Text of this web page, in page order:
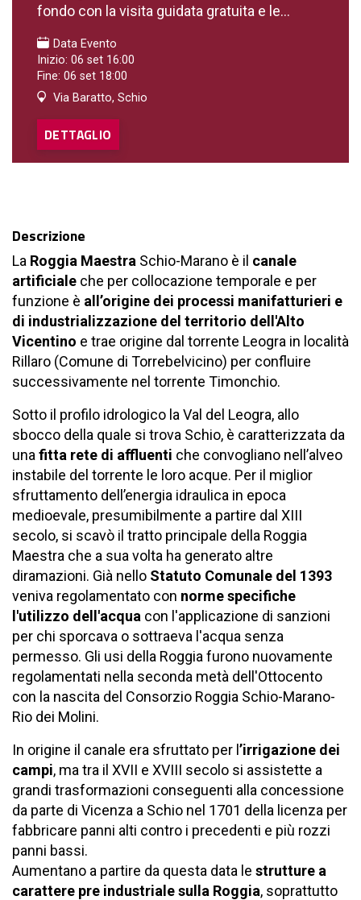
fondo con la visita guidata gratuita e le...
Data Evento
Inizio: 06 set 16:00
Fine: 06 set 18:00
Via Baratto, Schio
DETTAGLIO
Descrizione
La Roggia Maestra Schio-Marano è il canale
artificiale che per collocazione temporale e per
funzione è all’origine dei processi manifatturieri e
di industrializzazione del territorio dell'Alto
Vicentino e trae origine dal torrente Leogra in località
Rillaro (Comune di Torrebelvicino) per confluire
successivamente nel torrente Timonchio.
Sotto il profilo idrologico la Val del Leogra, allo
sbocco della quale si trova Schio, è caratterizzata da
una fitta rete di affluenti che convogliano nell’alveo
instabile del torrente le loro acque. Per il miglior
sfruttamento dell’energia idraulica in epoca
medioevale, presumibilmente a partire dal XIII
secolo, si scavò il tratto principale della Roggia
Maestra che a sua volta ha generato altre
diramazioni. Già nello Statuto Comunale del 1393
veniva regolamentato con norme specifiche
l'utilizzo dell'acqua con l'applicazione di sanzioni
per chi sporcava o sottraeva l'acqua senza
permesso. Gli usi della Roggia furono nuovamente
regolamentati nella seconda metà dell'Ottocento
con la nascita del Consorzio Roggia Schio-Marano-
Rio dei Molini.
In origine il canale era sfruttato per l ’irrigazione dei
campi, ma tra il XVII e XVIII secolo si assistette a
grandi trasformazioni conseguenti alla concessione
da parte di Vicenza a Schio nel 1701 della licenza per
fabbricare panni alti contro i precedenti e più rozzi
panni bassi.
Aumentano a partire da questa data le strutture a
carattere pre industriale sulla Roggia, soprattutto